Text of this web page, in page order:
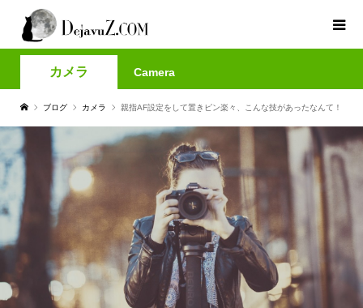
カメラ Camera
ブログ カメラ 親指AF設定をして置きピン楽々、こんな技があったなんて！